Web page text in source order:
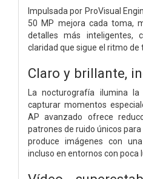
Impulsada por ProVisual
50 MP mejora cada toma,
detalles más inteligentes,
claridad que sigue el ritmo de
Claro y brillante,
La nocturografía ilumina
capturar momentos
AP avanzado ofrece
patrones de ruido únicos
produce imágenes con
incluso en entornos con poca